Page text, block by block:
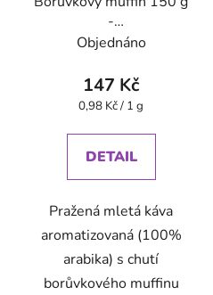
-
káva,aromatizovaná,mletá
Objednáno
147 Kč
Měrná
0,98 Kč / 1 g
DETAIL
Pražená mletá káva
aromatizovaná (100%
arabika) s chutí
borůvkového muffinu